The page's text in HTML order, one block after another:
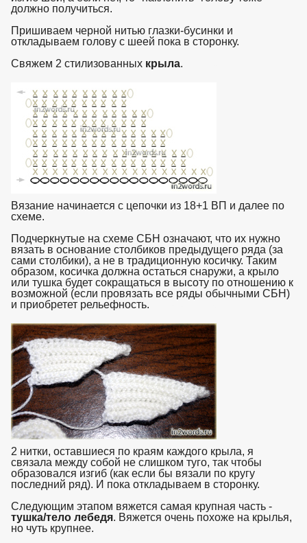
должно получиться.
Пришиваем черной нитью глазки-бусинки и
откладываем голову с шеей пока в сторонку.
Свяжем 2 стилизованных крыла.
Вязание начинается с цепочки из 18+1 ВП и далее по
схеме.
Подчеркнутые на схеме СБН означают, что их нужно
вязать в основание столбиков предыдущего ряда (за
сами столбики), а не в традиционную косичку. Таким
образом, косичка должна остаться снаружи, а крыло
или тушка будет сокращаться в высоту по отношению к
возможной (если провязать все ряды обычными СБН)
и приобретет рельефность.
2 нитки, оставшиеся по краям каждого крыла, я
связала между собой не слишком туго, так чтобы
образовался изгиб (как если бы вязали по кругу
последний ряд). И пока откладываем в сторонку.
Следующим этапом вяжется самая крупная часть -
тушка/тело лебедя. Вяжется очень похоже на крылья,
но чуть крупнее.